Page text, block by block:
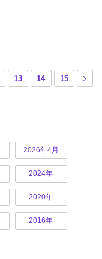
13 14 15
2026年4月
2024年
2020年
2016年